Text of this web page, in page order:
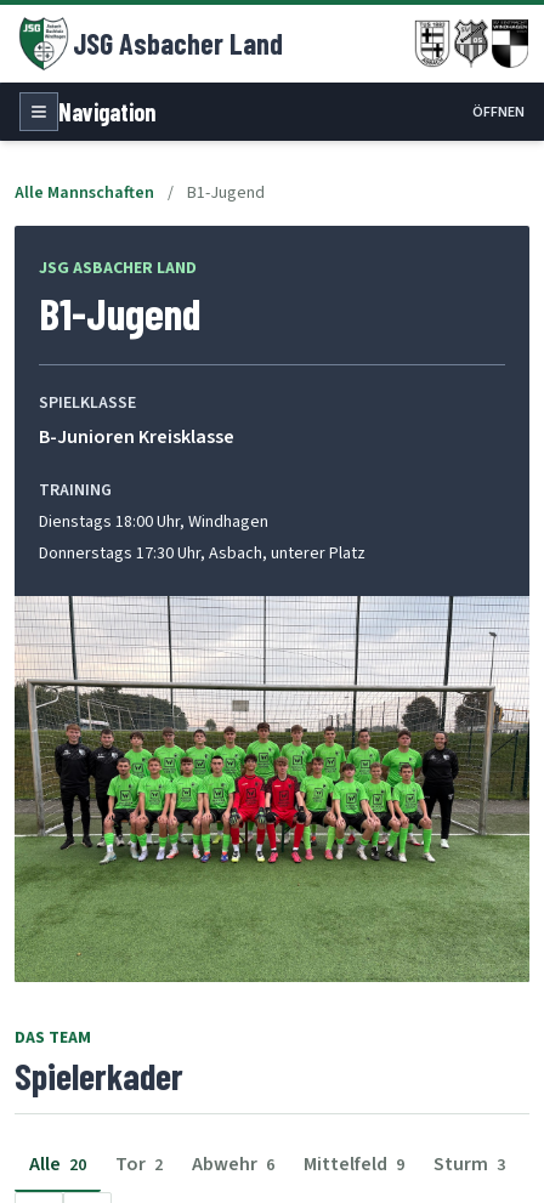
JSG Asbacher Land
Navigation ÖFFNEN
Alle Mannschaften / B1-Jugend
JSG ASBACHER LAND
B1-Jugend
SPIELKLASSE
B-Junioren Kreisklasse
TRAINING
Dienstags 18:00 Uhr, Windhagen
Donnerstags 17:30 Uhr, Asbach, unterer Platz
DAS TEAM
Spielerkader
Alle 20 Tor 2 Abwehr 6 Mittelfeld 9 Sturm 3